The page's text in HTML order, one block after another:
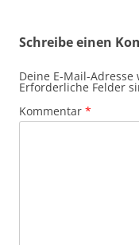
Schreibe einen
Deine E-Mail-
Erforderliche Felder
Kommentar *